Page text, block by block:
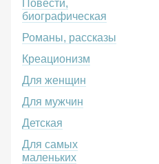
Повести,
биографическая
Романы, рассказы
Креационизм
Для женщин
Для мужчин
Детская
Для самых
маленьких